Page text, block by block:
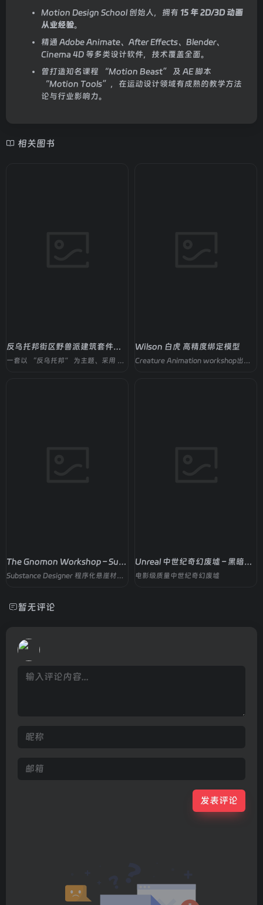
Motion Design School 创始人，拥有 15 年 2D/3D 动画
从业经验。
精通 Adobe Animate、After Effects、Blender、
Cinema 4D 等多类设计软件，技术覆盖全面。
曾打造知名课程 “Motion Beast” 及 AE 脚本
“Motion Tools”，在运动设计领域有成熟的教学方法
论与行业影响力。
相关图书
反乌托邦街区野兽派建筑套件合集 Wilson 白虎 高精度绑定模型
The Gnomon Workshop – Substance Designer 写实悬崖材质全流程教程 Unreal 中世纪奇幻废墟 – 黑暗森林
电影级质量中世纪奇幻废墟
暂无评论
发表评论